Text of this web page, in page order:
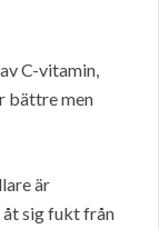
C-vitamin,
bättre men
är
sig fukt från